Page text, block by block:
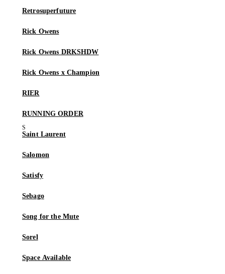
Retrosuperfuture
Rick Owens
Rick Owens DRKSHDW
Rick Owens x Champion
RIER
RUNNING ORDER
Saint Laurent
Salomon
Satisfy
Sebago
Song for the Mute
Sorel
Space Available